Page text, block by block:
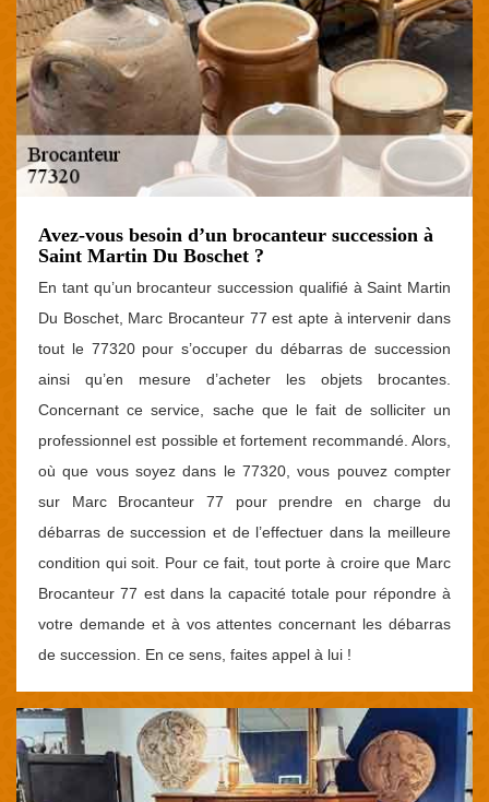
Avez-vous besoin d’un brocanteur succession à
Saint Martin Du Boschet ?
En tant qu’un brocanteur succession qualifié à Saint Martin
Du Boschet, Marc Brocanteur 77 est apte à intervenir dans
tout le 77320 pour s’occuper du débarras de succession
ainsi qu’en mesure d’acheter les objets brocantes.
Concernant ce service, sache que le fait de solliciter un
professionnel est possible et fortement recommandé. Alors,
où que vous soyez dans le 77320, vous pouvez compter
sur Marc Brocanteur 77 pour prendre en charge du
débarras de succession et de l’effectuer dans la meilleure
condition qui soit. Pour ce fait, tout porte à croire que Marc
Brocanteur 77 est dans la capacité totale pour répondre à
votre demande et à vos attentes concernant les débarras
de succession. En ce sens, faites appel à lui !